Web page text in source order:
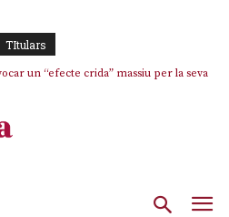
TItulars
un “efecte crida” massiu per la seva
de Marc Puigtió a Girona: desbandada de